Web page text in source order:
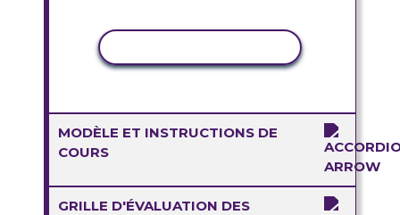
MODÈLE ET INSTRUCTIONS DE
COURS
GRILLE D'ÉVALUATION DES